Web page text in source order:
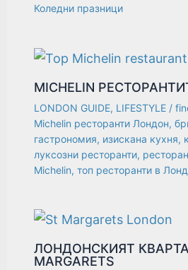
Коледни празници
MICHELIN
LONDON GUIDE, LIFESTYLE /
Michelin ресторанти Лондон,
гастрономия, изискана кухня,
луксозни ресторанти,
Michelin,топ ресторанти в
ЛОНДОНСКИЯT
MARGARETS